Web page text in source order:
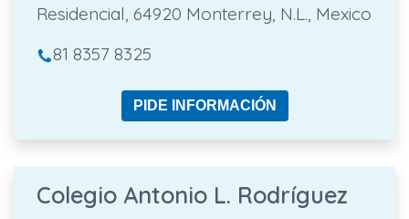
Residencial, 64920 Monterrey, N.L., Mexico
81 8357 8325
PIDE INFORMACIÓN
Colegio Antonio L. Rodríguez